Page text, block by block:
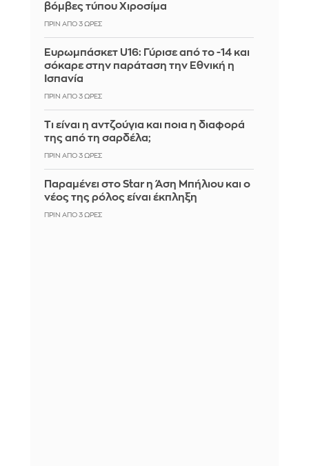
βόμβες τύπου Χιροσίμα
ΠΡΙΝ ΑΠΌ 3 ΏΡΕΣ
Ευρωμπάσκετ U16: Γύρισε από το -14 και
σόκαρε στην παράταση την Εθνική η
Ισπανία
ΠΡΙΝ ΑΠΌ 3 ΏΡΕΣ
Τι είναι η αντζούγια και ποια η διαφορά
της από τη σαρδέλα;
ΠΡΙΝ ΑΠΌ 3 ΏΡΕΣ
Παραμένει στο Star η Άση Μπήλιου και ο
νέος της ρόλος είναι έκπληξη
ΠΡΙΝ ΑΠΌ 3 ΏΡΕΣ